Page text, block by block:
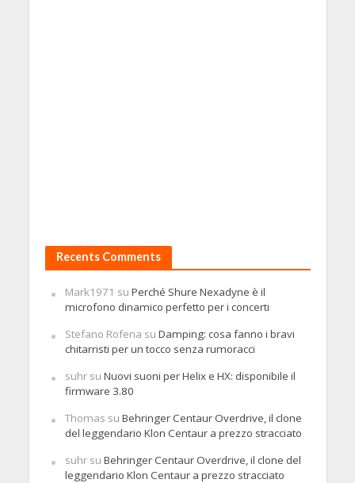
Recents Comments
Mark1971 su Perché Shure Nexadyne è il
microfono dinamico perfetto per i concerti
Stefano Rofena su Damping: cosa fanno i bravi
chitarristi per un tocco senza rumoracci
suhrsu Nuovi suoni per Helix e HX: disponibile il
firmware 3.80
Thomas su Behringer Centaur Overdrive, il clone
del leggendario Klon Centaur a prezzo stracciato
suhrsu Behringer Centaur Overdrive, il clone del
leggendario Klon Centaur a prezzo stracciato